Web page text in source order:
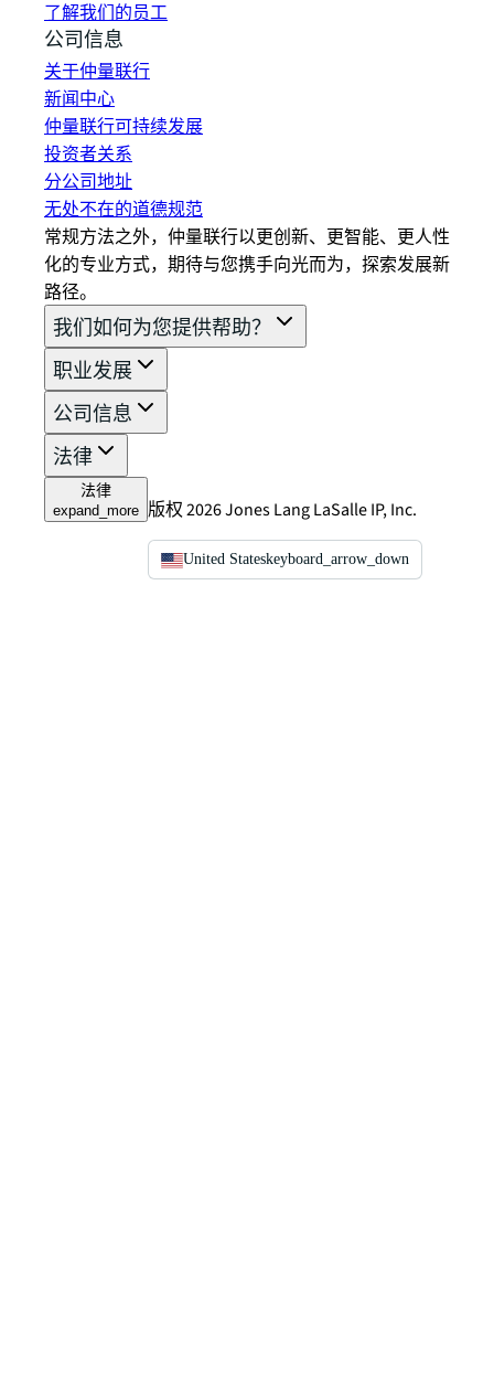
了解我们的员工
公司信息
关于仲量联行
新闻中心
仲量联行可持续发展
投资者关系
分公司地址
无处不在的道德规范
常规方法之外，仲量联行以更创新、更智能、更人性
化的专业方式，期待与您携手向光而为，探索发展新
路径。
我们如何为您提供帮助？
职业发展
公司信息
法律
法律
expand_more 版权 2026 Jones Lang LaSalle IP, Inc.
United Stateskeyboard_arrow_down